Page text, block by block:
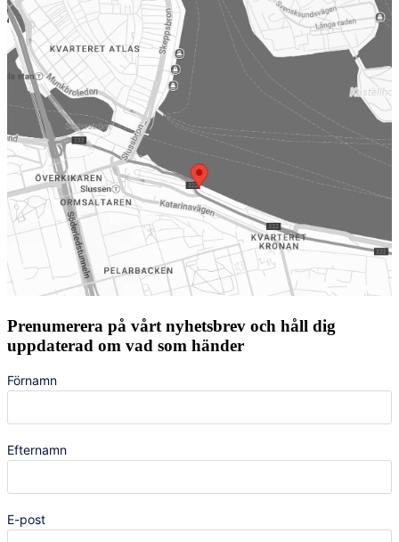
Prenumerera på vårt nyhetsbrev och håll dig
uppdaterad om vad som händer
Förnamn
Efternamn
E-post